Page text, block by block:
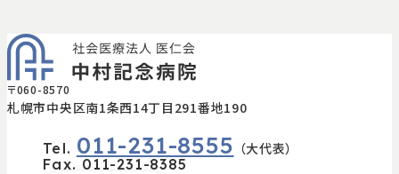
〒060-8570
札幌市中央区南1条西14丁目291番地190
Tel. 011-231-8555 （大代表）
Fax. 011-231-8385